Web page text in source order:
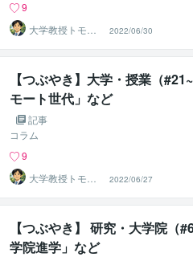
9
大学教授トモ｜
元東大教員
2022/06/30
【つぶやき】大学・授業（
モート世代」など
記事
コラム
9
大学教授トモ｜
元東大教員
2022/06/27
【つぶやき】 研究・大学院（
学院進学」など